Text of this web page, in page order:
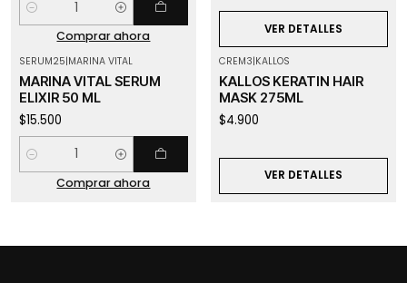
Cantidad
Comprar ahora
VER DETALLES
SERUM25|MARINA VITAL
MARINA VITAL SERUM
ELIXIR 50 ML
$15.500
Cantidad
Comprar ahora
CREM3|KALLOS
KALLOS KERATIN HAIR
MASK 275ML
$4.900
VER DETALLES